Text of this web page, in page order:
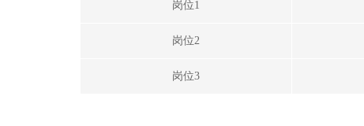
岗位1
岗位2
岗位3